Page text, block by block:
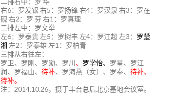
右6：罗发银 右5：罗扬锋 右4：罗汉泉 右3：罗在
砚 右2：罗 芬 右1：罗真理
二排左中：罗文举
左6：罗泰贵 左5：罗树丰 左4：罗江超 左3： 罗楚
湘 左2：罗泰雄 左1：罗柏青
三排从右往左：
罗卫、罗刚、罗勋、罗川、 罗学怡、 罗星、罗江
润、罗福山、 待补、罗海燕（女）、罗奉、 待补、
待补。
注：2014.10.26，摄于丰台总后北京基地会议室。